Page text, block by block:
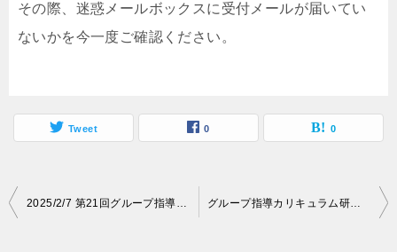
その際、迷惑メールボックスに受付メールが届いてい
ないかを今一度ご確認ください。
Tweet 0 0
投
2025/2/7 第21回グループ指導カリキュラム研修セミナー（オンデマンド事前視聴あり） グループ指導カリキュラム研修セミナーオンデマンド講義参照ページ